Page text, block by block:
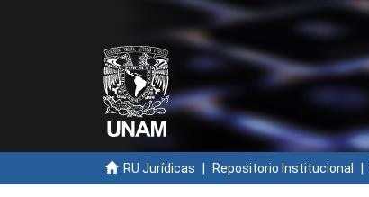
RU Jurídicas Repositorio Institucional